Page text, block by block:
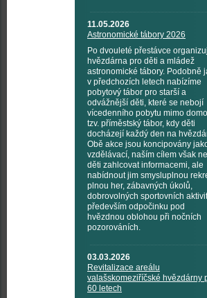
11.05.2026
Astronomické tábory 2026
Po dvouleté přestávce
hvězdárna pro děti a mládež
astronomické tábory. Podobně
v předchozích letech nabízíme
pobytový tábor pro starší a
odvážnější děti, které se nebojí
vícedenního pobytu mimo
tzv. příměstský tábor, kdy děti
docházejí každý den na
Obě akce jsou koncipovány
vzdělávací, naším cílem však
děti zahlcovat informacemi, ale
nabídnout jim smysluplnou
plnou her, zábavných úkolů,
dobrovolných sportovních
především odpočinku pod
hvězdnou oblohou při nočních
pozorováních.
03.03.2026
Revitalizace areálu
valašskomeziříčské hvězdárny
60 letech